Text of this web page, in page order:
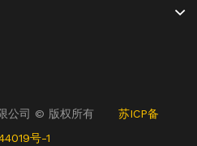
限公司 © 版权所有 苏ICP备
号-1